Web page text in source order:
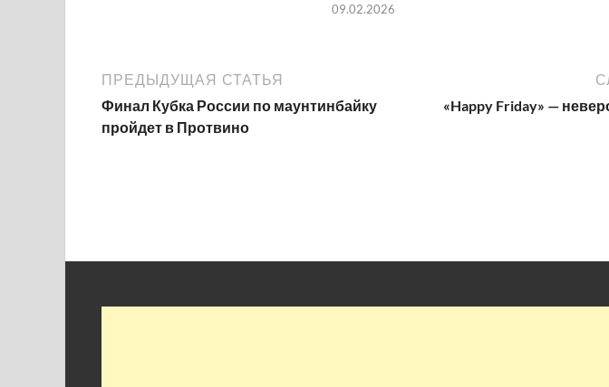
09.02.2026
ПРЕДЫДУЩАЯ СТАТЬЯ
Финал Кубка России по маунтинбайку
пройдет в Протвино
«Happy Friday» —